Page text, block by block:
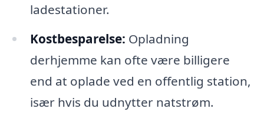
ladestationer.
Kostbesparelse: Opladning
derhjemme kan ofte være billigere
end at oplade ved en offentlig station,
især hvis du udnytter natstrøm.